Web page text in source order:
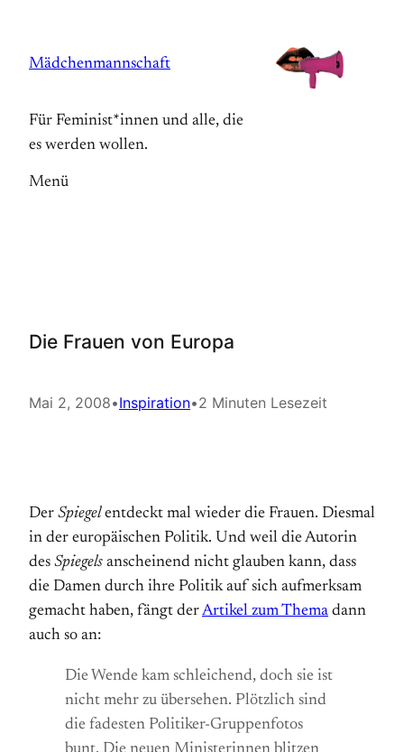
springen
Mädchenmannschaft
Für Feminist*innen und alle, die
es werden wollen.
Menü
Die Frauen von Europa
Mai 2, 2008•Inspiration•2 Minuten Lesezeit
Der Spiegelentdeckt mal wieder die Frauen. Diesmal
in der europäischen Politik. Und weil die Autorin
des Spiegels anscheinend nicht glauben kann, dass
die Damen durch ihre Politik auf sich aufmerksam
gemacht haben, fängt derArtikel zum Thema dann
auch so an:
Die Wende kam schleichend, doch sie ist
nicht mehr zu übersehen. Plötzlich sind
die fadesten Politiker-Gruppenfotos